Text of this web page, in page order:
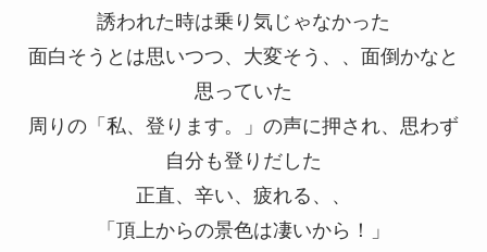
誘われた時は乗り気じゃなかった
面白そうとは思いつつ、大変そう、、面倒かなと
思っていた
周りの「私、登ります。」の声に押され、思わず
自分も登りだした
正直、辛い、疲れる、、
「頂上からの景色は凄いから！」